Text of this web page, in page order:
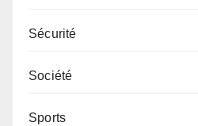
Sécurité
Société
Sports